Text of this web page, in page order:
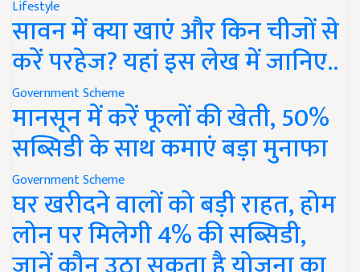
Lifestyle
सावन में क्या खाएं और किन चीजों से
करें परहेज? यहां इस लेख में जानिए..
Government Scheme
मानसून में करें फूलों की खेती, 50%
सब्सिडी के साथ कमाएं बड़ा मुनाफा
Government Scheme
घर खरीदने वालों को बड़ी राहत, होम
लोन पर मिलेगी 4% की सब्सिडी,